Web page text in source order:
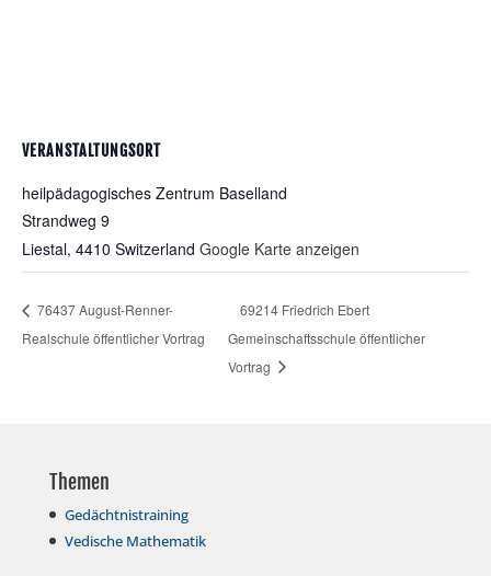
VERANSTALTUNGSORT
heilpädagogisches Zentrum Baselland
Strandweg 9
Liestal, 4410 Switzerland Google Karte anzeigen
76437 August-Renner-
Realschule öffentlicher Vortrag
69214 Friedrich Ebert
Gemeinschaftsschule öffentlicher
Vortrag
Themen
Gedächtnistraining
Vedische Mathematik